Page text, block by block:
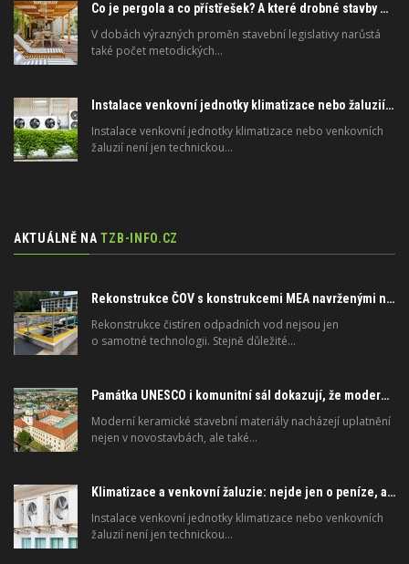
Co je pergola a co přístřešek? A které drobné stavby musíte povolovat? Pomůže metodika
V dobách výrazných proměn stavební legislativy narůstá
také počet metodických…
Instalace venkovní jednotky klimatizace nebo žaluzií podléhá jasným právním pravidlům
Instalace venkovní jednotky klimatizace nebo venkovních
žaluzií není jen technickou…
AKTUÁLNĚ NA TZB-INFO.CZ
Rekonstrukce ČOV s konstrukcemi MEA navrženými na dlouhou životnost
Rekonstrukce čistíren odpadních vod nejsou jen
o samotné technologii. Stejně důležité…
Památka UNESCO i komunitní sál dokazují, že moderní materiály nejsou jen pro novostavby
Moderní keramické stavební materiály nacházejí uplatnění
nejen v novostavbách, ale také…
Klimatizace a venkovní žaluzie: nejde jen o peníze, ale i o právo
Instalace venkovní jednotky klimatizace nebo venkovních
žaluzií není jen technickou…